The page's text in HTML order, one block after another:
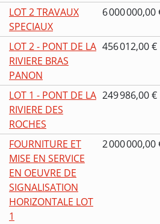
LOT 2 TRAVAUX
SPECIAUX
6 000 000,00
LOT 2 - PONT DE LA
RIVIERE BRAS
PANON
456 012,00 €
LOT 1 - PONT DE LA
RIVIERE DES
ROCHES
249 986,00 €
FOURNITURE ET
MISE EN SERVICE
EN OEUVRE DE
SIGNALISATION
HORIZONTALE LOT
1
2 000 000,00